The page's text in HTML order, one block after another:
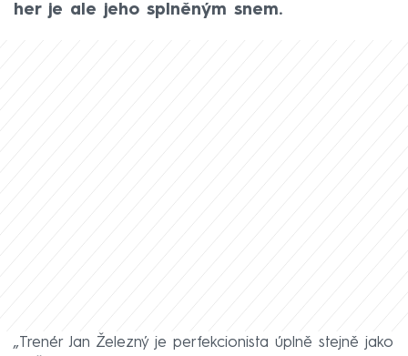
her je ale jeho splněným snem.
„Trenér Jan Železný je perfekcionista úplně stejně jako